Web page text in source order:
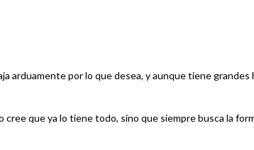
arduamente por lo que desea, y aunque tiene grandes
cree que ya lo tiene todo, sino que siempre busca la